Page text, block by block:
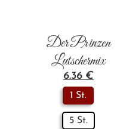
Der Prinzen
Lutschermix
6.36 €
1 St.
5 St.